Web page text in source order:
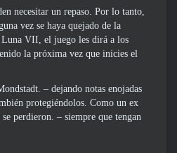
necesitar un repaso. Por lo tanto,
vez se haya quejado de la
Luna VII, el juego les dirá a los
la próxima vez que inicies el
– dejando notas enojadas
protegiéndolos. Como un ex
perdieron. – siempre que tengan